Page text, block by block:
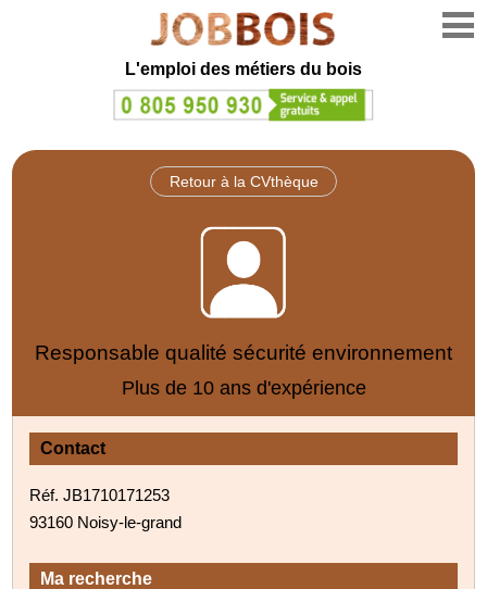
L'emploi des métiers du bois
Retour à la CVthèque
Responsable qualité sécurité environnement
Plus de 10 ans d'expérience
Contact
Réf. JB1710171253
93160 Noisy-le-grand
Ma recherche